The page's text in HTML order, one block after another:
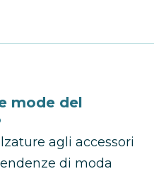
mode del
agli accessori
di moda